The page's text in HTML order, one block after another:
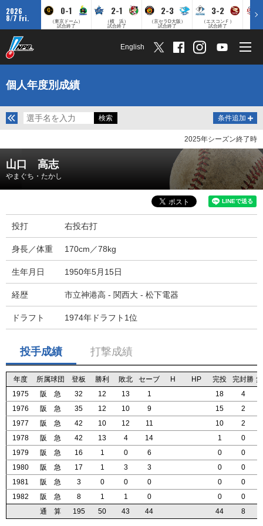
2026
8/7 Fri.
0-1
（東京ドーム）
試合終了
2-1
（横 浜）
試合終了
2-3
（京セラD大阪）
試合終了
3-2
（エスコンＦ）
試合終了
English
個人年度別成績
条件追加
2025年シーズン終了時
山口 高志
やまぐち・たかし
投打 右投右打
身長／体重 170cm／78kg
生年月日 1950年5月15日
経歴 市立神港高 - 関西大 - 松下電器
ドラフト 1974年ドラフト1位
投手成績 打撃成績
年度 所属球団 登板 勝利 敗北 セーブ H HP 完投 完封勝
1975
阪 急 32 12 13 1 18
4
1976
阪 急 35 12 10 9 15
2
1977
阪 急 42 10 12 11 10
2
1978
阪 急 42 13 4 14 1
0
1979
阪 急 16 1 0 6 0
0
1980
阪 急 17 1 3 3 0
0
1981
阪 急 3 0 0 0 0
0
1982
阪 急 8 1 1 0 0
0
通 算
195 50 43 44 44 8
年度 所属球団 登板 勝利 敗北 セーブ H HP 完投 完封勝
1975
阪 急 32 12 13 1 18
4
1976
阪 急 35 12 10 9 15
2
1977
阪 急 42 10 12 11 10
2
1978
阪 急 42 13 4 14 1
0
1979
阪 急 16 1 0 6 0
0
1980
阪 急 17 1 3 3 0
0
1981
阪 急 3 0 0 0 0
0
1982
阪 急 8 1 1 0 0
0
通 算
195 50 43 44 44 8
年度 所属球団 登板 勝利 敗北 セーブ H HP 完投 完封勝
1975
阪 急 32 12 13 1 18
4
1976
阪 急 35 12 10 9 15
2
1977
阪 急 42 10 12 11 10
2
1978
阪 急 42 13 4 14 1
0
1979
阪 急 16 1 0 6 0
0
1980
阪 急 17 1 3 3 0
0
1981
阪 急 3 0 0 0 0
0
1982
阪 急 8 1 1 0 0
0
通 算
195 50 43 44 44 8
年度 所属球団 登板 勝利 敗北 セーブ H HP 完投 完封勝
1975
阪 急 32 12 13 1 18
4
1976
阪 急 35 12 10 9 15
2
1977
阪 急 42 10 12 11 10
2
1978
阪 急 42 13 4 14 1
0
1979
阪 急 16 1 0 6 0
0
1980
阪 急 17 1 3 3 0
0
1981
阪 急 3 0 0 0 0
0
1982
阪 急 8 1 1 0 0
0
通 算
195 50 43 44 44 8